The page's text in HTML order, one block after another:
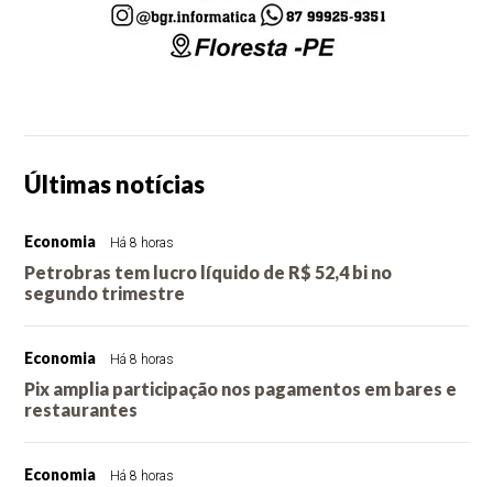
Últimas notícias
Economia Há 8 horas
Petrobras tem lucro líquido de R$ 52,4 bi no
segundo trimestre
Economia Há 8 horas
Pix amplia participação nos pagamentos em bares e
restaurantes
Economia Há 8 horas